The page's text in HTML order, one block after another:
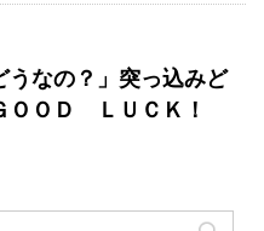
うなの？」突っ込みど
ＯＯＤ ＬＵＣＫ！